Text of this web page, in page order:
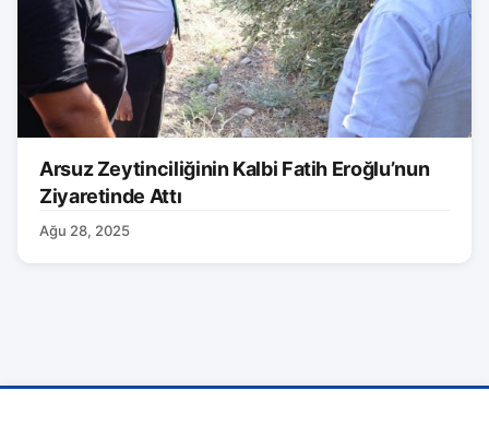
Arsuz Zeytinciliğinin Kalbi Fatih Eroğlu’nun
Ziyaretinde Attı
Ağu 28, 2025